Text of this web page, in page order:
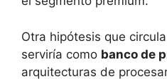
Otra hipótesis que
serviría como banco de
arquitecturas de